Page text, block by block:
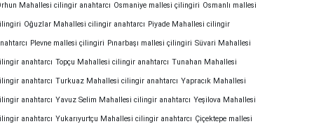
Mahallesi cilingir anahtarcı Osmaniye mallesi çilingiri Osmanlı mallesi
Oğuzlar Mahallesi cilingir anahtarcı Piyade Mahallesi cilingir
Plevne mallesi çilingiri Pınarbaşı mallesi çilingiri Süvari Mahallesi
anahtarcı Topçu Mahallesi cilingir anahtarcı Tunahan Mahallesi
anahtarcı Turkuaz Mahallesi cilingir anahtarcı Yapracık Mahallesi
anahtarcı Yavuz Selim Mahallesi cilingir anahtarcı Yeşilova Mahallesi
anahtarcı Yukarıyurtçu Mahallesi cilingir anahtarcı Çiçektepe mallesi